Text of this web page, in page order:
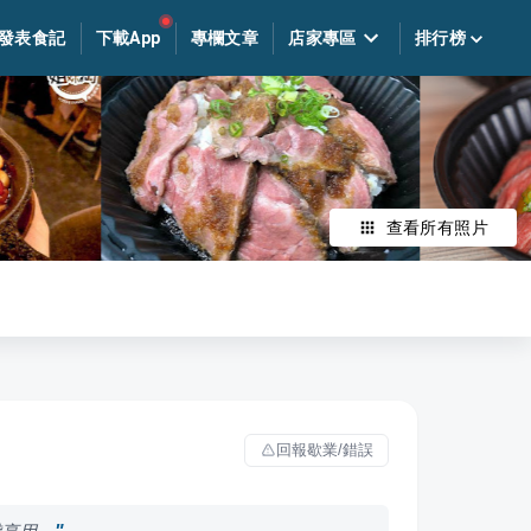
表食記 下載App 專欄文章 店家專區 排行榜
查看所有照片
回報歇業/錯誤